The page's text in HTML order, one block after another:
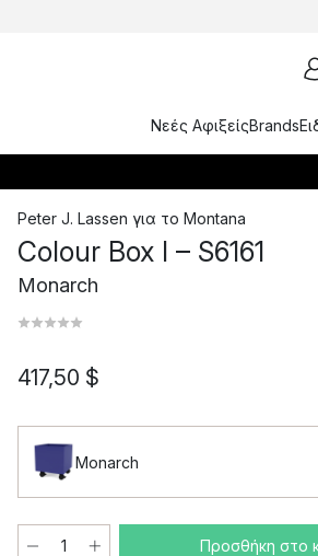
Νεές ΑφιξείςBrands
Peter J. Lassen για το Montana
Colour Box I – S6161
Monarch
417,50 $
Monarch
Προσθήκη στο